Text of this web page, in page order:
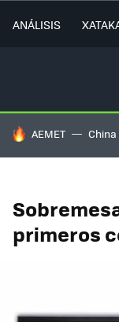
ANÁLISIS
HOY SE HABLA DE
AEMET China
primeros